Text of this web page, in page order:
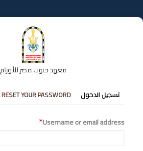
إلى
المحتوى
معهد جنوب مصر للأورام
التبويبات
الأساسية
تسجيل الدخول RESET YOUR PASSWORD
Username or email address